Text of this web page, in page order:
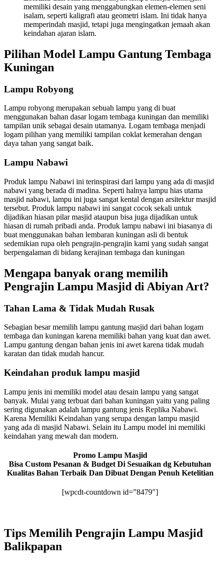
memiliki desain yang menggabungkan elemen-elemen seni
isalam, seperti kaligrafi atau geometri islam. Ini tidak hanya
memperindah masjid, tetapi juga mengingatkan jemaah akan
keindahan ajaran islam.
Pilihan Model Lampu Gantung Tembaga
Kuningan
Lampu Robyong
Lampu robyong merupakan sebuah lampu yang di buat
menggunakan bahan dasar logam tembaga kuningan dan memiliki
tampilan unik sebagai desain utamanya. Logam tembaga menjadi
logam pilihan yang memiliki tampilan coklat kemerahan dengan
daya tahan yang sangat baik.
Lampu Nabawi
Produk lampu Nabawi ini terinspirasi dari lampu yang ada di masjid
nabawi yang berada di madina. Seperti halnya lampu hias utama
masjid nabawi, lampu ini juga sangat kental dengan arsitektur masjid
tersebut. Produk lampu nabawi ini sangat cocok sekali untuk
dijadikan hiasan pilar masjid ataupun bisa juga dijadikan untuk
hiasan di rumah pribadi anda. Produk lampu nabawi ini biasanya di
buat menggunakan bahan lembaran kuningan asli di bentuk
sedemikian rupa oleh pengrajin-pengrajin kami yang sudah sangat
berpengalaman di bidang kerajinan tembaga dan kuningan
Mengapa banyak orang memilih
Pengrajin Lampu Masjid di Abiyan Art?
Tahan Lama & Tidak Mudah Rusak
Sebagian besar memilih lampu gantung masjid dari bahan logam
tembaga dan kuningan karena memiliki bahan yang kuat dan awet.
Lampu gantung dengan bahan jenis ini awet karena tidak mudah
karatan dan tidak mudah hancur.
Keindahan produk lampu masjid
Lampu jenis ini memiliki model atau desain lampu yang sangat
banyak. Mulai yang terbuat dari bahan kuningan yaitu yang paling
sering digunakan adalah lampu gantung jenis Replika Nabawi.
Karena Memiliki Keindahan yang serupa dengan lampu masjid
yang ada di masjid Nabawi. Selain itu Lampu model ini memiliki
keindahan yang mewah dan modern.
Promo Lampu Masjid
Bisa Custom Pesanan & Budget Di Sesuaikan dg Kebutuhan
Kualitas Bahan Terbaik Dan Dibuat Dengan Penuh Ketelitian
[wpcdt-countdown id=”8479″]
Tips Memilih Pengrajin Lampu Masjid
Balikpapan